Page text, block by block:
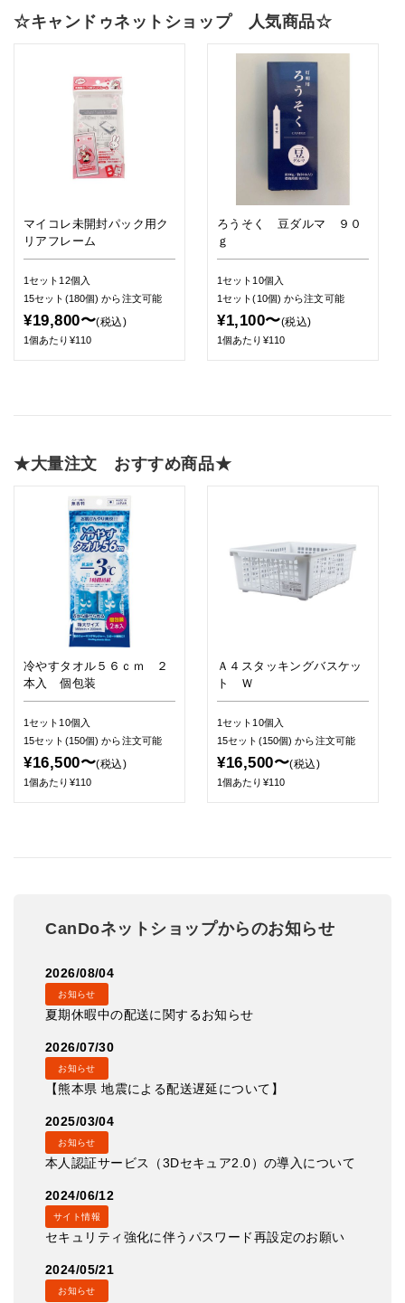
☆キャンドゥネットショップ 人気商品☆
マイコレ未開封パック用ク
リアフレーム
1セット12個入
15セット(180個)から注文可能
¥19,800〜(税込)
1個あたり¥110
ろうそく 豆ダルマ ９０
ｇ
1セット10個入
1セット(10個)から注文可能
¥1,100〜(税込)
1個あたり¥110
★大量注文 おすすめ商品★
冷やすタオル５６ｃｍ ２
本入 個包装
1セット10個入
15セット(150個)から注文可能
¥16,500〜(税込)
1個あたり¥110
Ａ４スタッキングバスケッ
ト Ｗ
1セット10個入
15セット(150個)から注文可能
¥16,500〜(税込)
1個あたり¥110
CanDoネットショップからのお知らせ
2026/08/04
お知らせ
夏期休暇中の配送に関するお知らせ
2026/07/30
お知らせ
【熊本県 地震による配送遅延について】
2025/03/04
お知らせ
本人認証サービス（3Dセキュア2.0）の導入について
2024/06/12
サイト情報
セキュリティ強化に伴うパスワード再設定のお願い
2024/05/21
お知らせ